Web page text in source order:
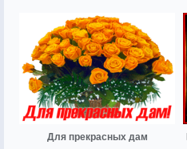
Для прекрасных дам